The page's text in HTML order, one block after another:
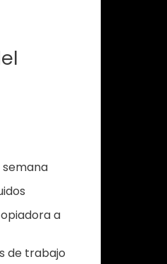
semana
a
de trabajo